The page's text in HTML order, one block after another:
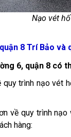
Nạo vét
8 Trí Bảo và
6, quận 8 có
quy trình nạo vét
về quy trình
hàng: